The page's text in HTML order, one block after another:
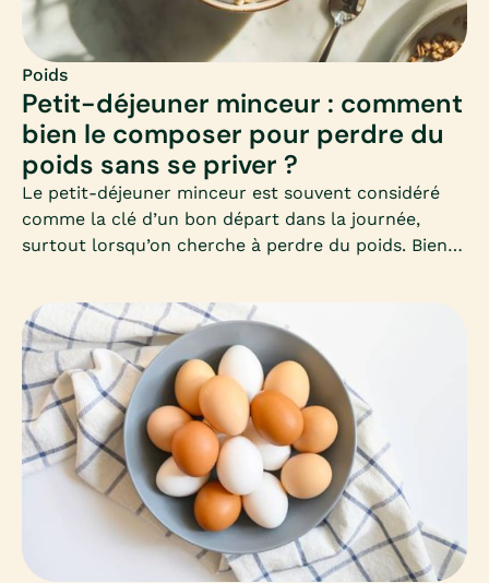
Poids
Petit-déjeuner minceur : comment
bien le composer pour perdre du
poids sans se priver ?
Le petit-déjeuner minceur est souvent considéré
comme la clé d’un bon départ dans la journée,
surtout lorsqu’on cherche à perdre du poids. Bien
stabiliser la glycémie et de favoriser un
métabolisme actif toute la matinée. Mais encore
faut-il savoir quels aliments privilégier et comment
équilibrer ce premier repas.